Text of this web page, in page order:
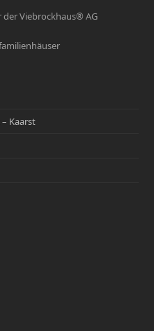
der Viebrockhaus® AG
Kaarst